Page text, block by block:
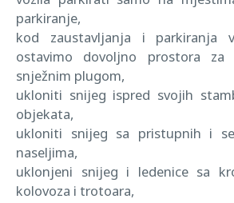
parkiranje,
kod zaustavljanja i parkiranja
ostavimo dovoljno prostora za
snježnim plugom,
ukloniti snijeg ispred svojih
objekata,
ukloniti snijeg sa pristupnih i
naseljima,
uklonjeni snijeg i ledenice sa
kolovoza i trotoara,